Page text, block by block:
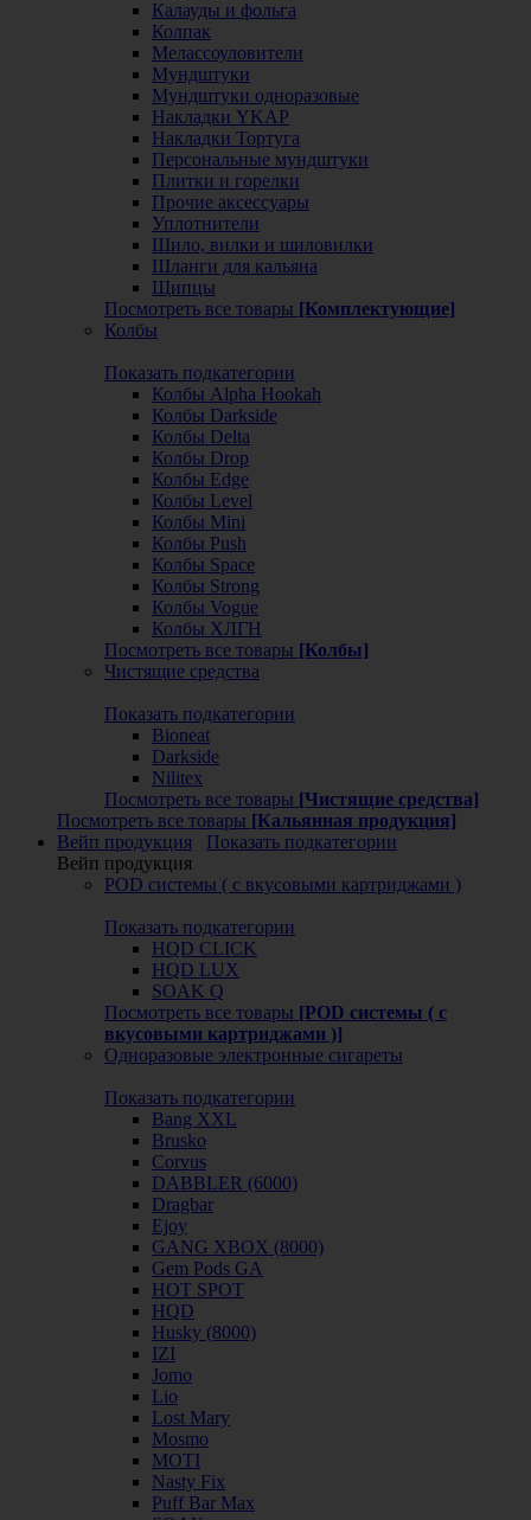
Калауды и фольга
Колпак
Мелассоуловители
Мундштуки
Мундштуки одноразовые
Накладки YKAP
Накладки Тортуга
Персональные мундштуки
Плитки и горелки
Прочие аксессуары
Уплотнители
Шило, вилки и шиловилки
Шланги для кальяна
Щипцы
Посмотреть все товары [Комплектующие]
Колбы
Показать подкатегории
Колбы Alpha Hookah
Колбы Darkside
Колбы Delta
Колбы Drop
Колбы Edge
Колбы Level
Колбы Mini
Колбы Push
Колбы Space
Колбы Strong
Колбы Vogue
Колбы ХЛГН
Посмотреть все товары [Колбы]
Чистящие средства
Показать подкатегории
Bioneat
Darkside
Nilitex
Посмотреть все товары [Чистящие средства]
Посмотреть все товары [Кальянная продукция]
Вейп продукция
Показать подкатегории
Вейп продукция
POD системы ( с вкусовыми картриджами )
Показать подкатегории
HQD CLICK
HQD LUX
SOAK Q
Посмотреть все товары [POD системы ( с
вкусовыми картриджами )]
Одноразовые электронные сигареты
Показать подкатегории
Bang XXL
Brusko
Corvus
DABBLER (6000)
Dragbar
Ejoy
GANG XBOX (8000)
Gem Pods GA
HOT SPOT
HQD
Husky (8000)
IZI
Jomo
Lio
Lost Mary
Mosmo
MOTI
Nasty Fix
Puff Bar Max